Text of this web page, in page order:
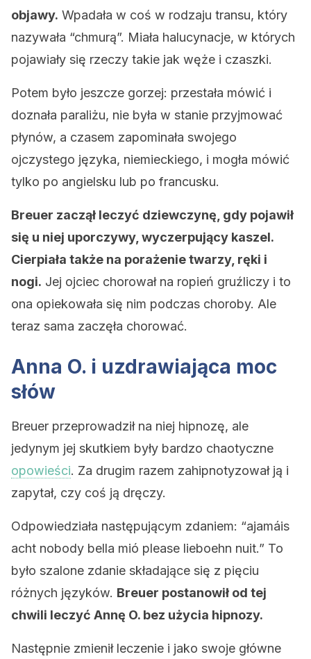
objawy. Wpadała w coś w rodzaju transu, który
nazywała “chmurą”. Miała halucynacje, w których
pojawiały się rzeczy takie jak węże i czaszki.
Potem było jeszcze gorzej: przestała mówić i
doznała paraliżu, nie była w stanie przyjmować
płynów, a czasem zapominała swojego
ojczystego języka, niemieckiego, i mogła mówić
tylko po angielsku lub po francusku.
Breuer zaczął leczyć dziewczynę, gdy pojawił
się u niej uporczywy, wyczerpujący kaszel.
Cierpiała także na porażenie twarzy, ręki i
nogi. Jej ojciec chorował na ropień gruźliczy i to
ona opiekowała się nim podczas choroby. Ale
teraz sama zaczęła chorować.
Anna O. i uzdrawiająca moc
słów
Breuer przeprowadził na niej hipnozę, ale
jedynym jej skutkiem były bardzo chaotyczne
opowieści. Za drugim razem zahipnotyzował ją i
zapytał, czy coś ją dręczy.
Odpowiedziała następującym zdaniem: “ajamáis
acht nobody bella mió please lieboehn nuit.” To
było szalone zdanie składające się z pięciu
różnych języków. Breuer postanowił od tej
chwili leczyć Annę O. bez użycia hipnozy.
Następnie zmienił leczenie i jako swoje główne